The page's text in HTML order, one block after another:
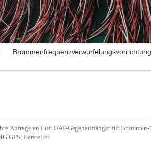
Brummenfrequenzverwürfelungsvorrichtung